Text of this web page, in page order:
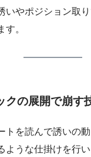
いやポジション取
す。
クの展開で崩す
トを読んで誘いの
ような仕掛けを行